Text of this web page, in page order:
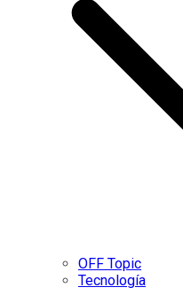
OFF Topic
Tecnología